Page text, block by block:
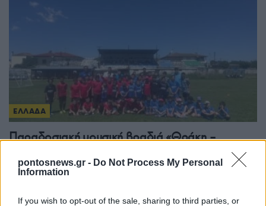
pontosnews.gr - Do Not Process My Personal
Information
If you wish to opt-out of the sale, sharing to third parties, or
ΕΛΛΑΔΑ
Παραδοσιακή μουσική βραδιά «Θράκη –
Μακεδονία – Πόντος» από τον Θερμαϊκό
Κορινού